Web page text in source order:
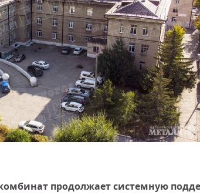
продолжает системную